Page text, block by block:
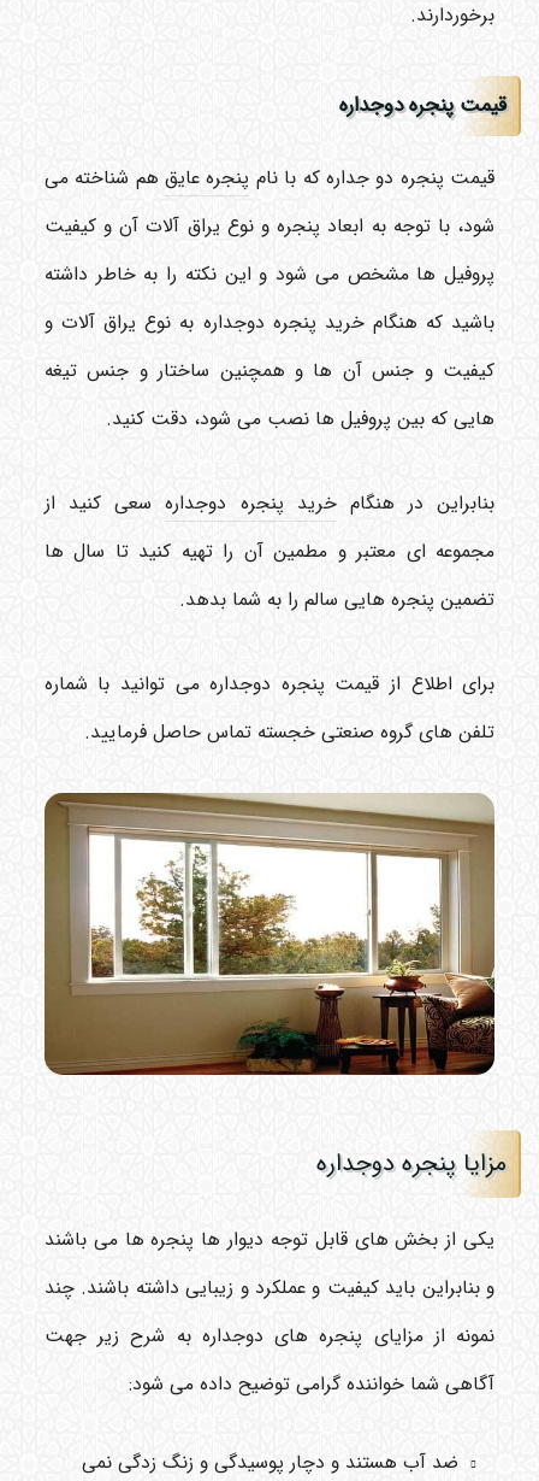
برخوردارند.
قیمت پنجره دوجداره
قیمت پنجره دو جداره که با نام پنجره عایقهم شناخته می
شود، با توجه به ابعاد پنجره و نوع یراق آلات آن و کیفیت
پروفیل ها مشخص می شود و این نکته را به خاطر داشته
باشید که هنگام خرید پنجره دوجداره به نوع یراق آلات و
کیفیت و جنس آن ها و همچنین ساختار و جنس تیغه
هایی که بین پروفیل ها نصب می شود، دقت کنید.
بنابراین در هنگامخرید پنجره دوجدارهسعی کنید از
مجموعه ای معتبر و مطمین آن را تهیه کنید تا سال ها
تضمین پنجره هایی سالم را به شما بدهد.
برای اطلاع از قیمت پنجره دوجداره می توانید با شماره
تلفن های گروه صنعتی خجسته تماس حاصل فرمایید.
مزایا پنجره دوجداره
یکی از بخش های قابل توجه دیوار ها پنجره ها می باشند
و بنابراین باید کیفیت و عملکرد و زیبایی داشته باشند. چند
نمونه از مزایای پنجره های دوجداره به شرح زیر جهت
آگاهی شما خواننده گرامی توضیح داده می شود:
ضد آب هستند و دچار پوسیدگی و زنگ زدگی نمی